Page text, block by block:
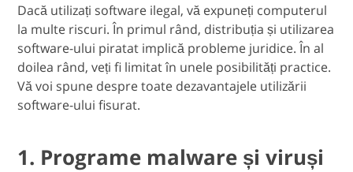
Dacă utilizați software ilegal, vă expuneți computerul
la multe riscuri. În primul rând, distribuția și utilizarea
software-ului piratat implică probleme juridice. În al
doilea rând, veți fi limitat în unele posibilități practice.
Vă voi spune despre toate dezavantajele utilizării
software-ului fisurat.
1. Programe malware și viruși